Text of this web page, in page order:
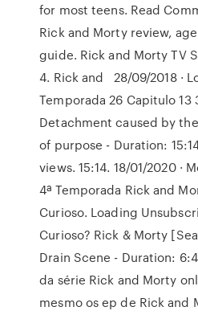
for most teens. Read
Rick and Morty review,
guide. Rick and Morty TV
4. Rick and 28/09/2018 ·
Temporada 26 Capitulo 13
Detachment caused by
of purpose - Duration:
views. 15:14. 18/01/2020 ·
4ª Temporada Rick and
Curioso. Loading
Curioso? Rick & Morty
Drain Scene - Duration:
da série Rick and Morty
mesmo os ep de Rick and